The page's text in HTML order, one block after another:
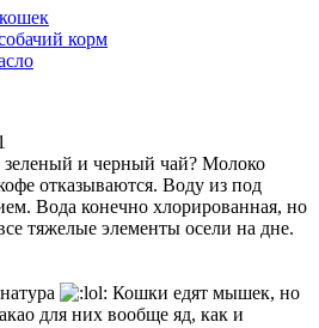
корм
и черный чай? Молоко
отказываются. Воду из под
Вода конечно хлорированная, но
тяжелые элементы осели на дне.
Кошки едят мышек, но
для них вообще яд, как и